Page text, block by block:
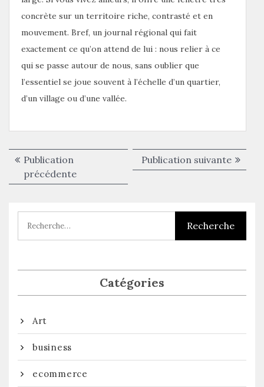
concrète sur un territoire riche, contrasté et en
mouvement. Bref, un journal régional qui fait
exactement ce qu’on attend de lui : nous relier à ce
qui se passe autour de nous, sans oublier que
l’essentiel se joue souvent à l’échelle d’un quartier,
d’un village ou d’une vallée.
Navigation
de
Publication
précédentePublication
précédente :
Publication suivante
Catégories
Art
business
ecommerce